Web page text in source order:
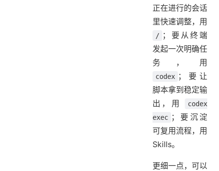
正在进行的会话
里快速调整，用
/ ；要从终端
发起一次明确任
务，用
codex ；要让
脚本拿到稳定输
出，用
codex
exec ；要沉淀
可复用流程，用
Skills。
更细一点，可以